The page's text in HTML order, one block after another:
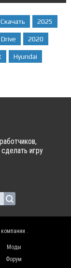
Скачать 2025
Drive 2020
Hyundai
игру
.
Моды
Форум